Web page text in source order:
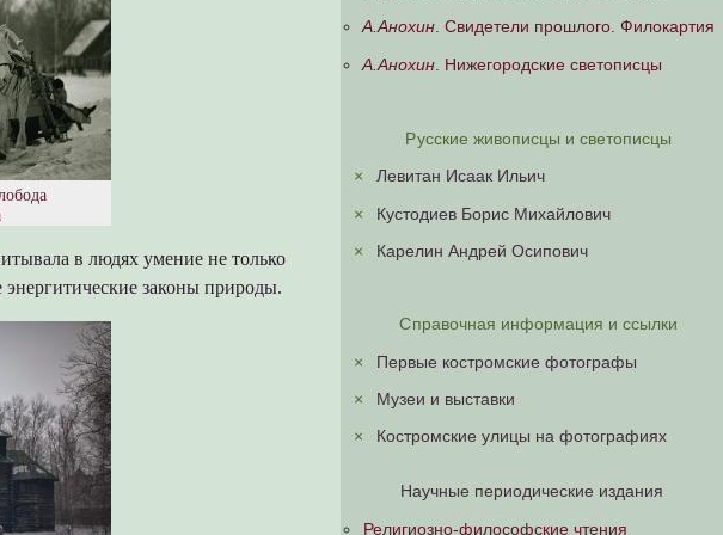
в людях умение не только
энергитические законы природы.
А.Анохин. Свидетели прошлого. Филокартия
А.Анохин . Нижегородские светописцы
Русские живописцы и светописцы
Левитан Исаак Ильич
Кустодиев Борис Михайлович
Карелин Андрей Осипович
Справочная информация и ссылки
Первые костромские фотографы
Музеи и выставки
Костромские улицы на фотографиях
Научные периодические издания
Религиозно-философские чтения